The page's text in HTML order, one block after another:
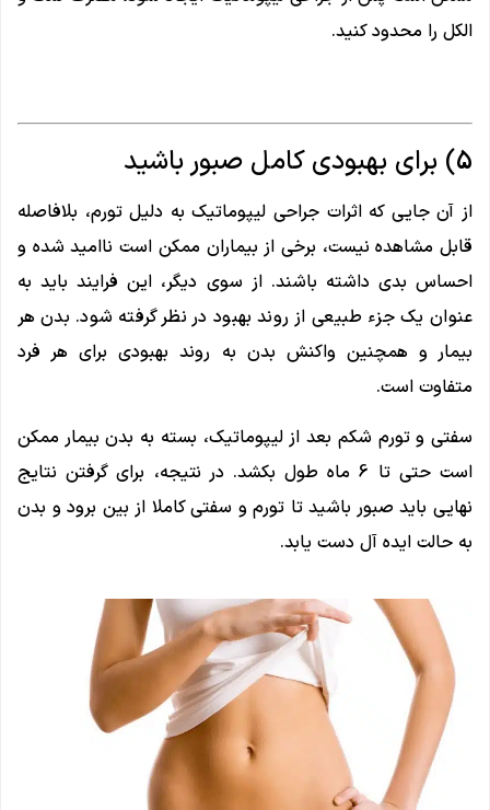
الکل را محدود کنید.
5) برای بهبودی کامل صبور باشید
از آن جایی که اثرات جراحی لیپوماتیک به دلیل تورم، بلافاصله
قابل مشاهده نیست، برخی از بیماران ممکن است ناامید شده و
احساس بدی داشته باشند. از سوی دیگر، این فرایند باید به
عنوان یک جزء طبیعی از روند بهبود در نظر گرفته شود. بدن هر
بیمار و همچنین واکنش بدن به روند بهبودی برای هر فرد
متفاوت است.
سفتی و تورم شکم بعد از لیپوماتیک، بسته به بدن بیمار ممکن
است حتی تا 6 ماه طول بکشد. در نتیجه، برای گرفتن نتایج
نهایی باید صبور باشید تا تورم و سفتی کاملا از بین برود و بدن
به حالت ایده آل دست یابد.